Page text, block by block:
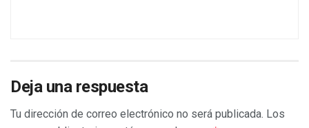
Deja una respuesta
Tu dirección de correo electrónico no será publicada. Los